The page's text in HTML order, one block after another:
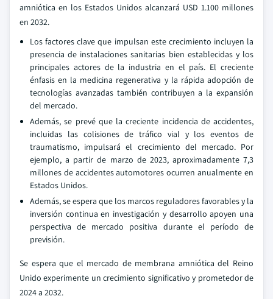
amniótica en los Estados Unidos alcanzará USD 1.100 millones
en 2032.
Los factores clave que impulsan este crecimiento incluyen la
presencia de instalaciones sanitarias bien establecidas y los
principales actores de la industria en el país. El creciente
énfasis en la medicina regenerativa y la rápida adopción de
tecnologías avanzadas también contribuyen a la expansión
del mercado.
Además, se prevé que la creciente incidencia de accidentes,
incluidas las colisiones de tráfico vial y los eventos de
traumatismo, impulsará el crecimiento del mercado. Por
ejemplo, a partir de marzo de 2023, aproximadamente 7,3
millones de accidentes automotores ocurren anualmente en
Estados Unidos.
Además, se espera que los marcos reguladores favorables y la
inversión continua en investigación y desarrollo apoyen una
perspectiva de mercado positiva durante el período de
previsión.
Se espera que el mercado de membrana amniótica del Reino
Unido experimente un crecimiento significativo y prometedor de
2024 a 2032.